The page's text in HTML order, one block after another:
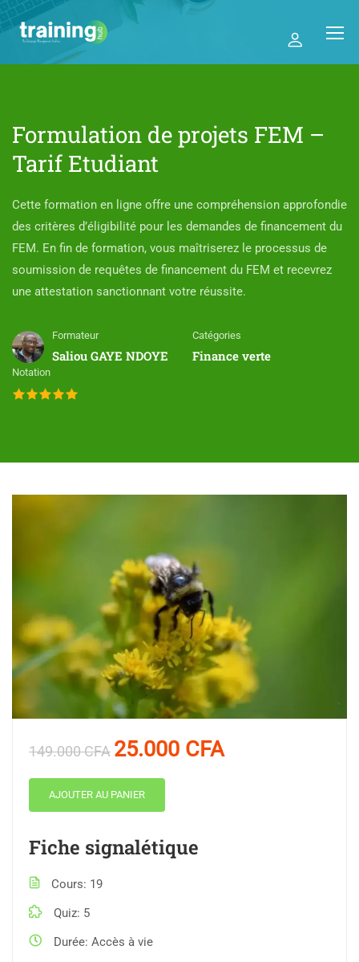
Formulation de projets FEM –
Tarif Etudiant
Cette formation en ligne offre une compréhension approfondie
des critères d’éligibilité pour les demandes de financement du
FEM. En fin de formation, vous maîtriserez le processus de
soumission de requêtes de financement du FEM et recevrez
une attestation sanctionnant votre réussite.
Formateur
Saliou GAYE NDOYE
Catégories
Finance verte
Notation
149.000CFA 25.000 CFA
AJOUTER AU PANIER
Fiche signalétique
Cours 19
Quiz 5
Durée Accès à vie